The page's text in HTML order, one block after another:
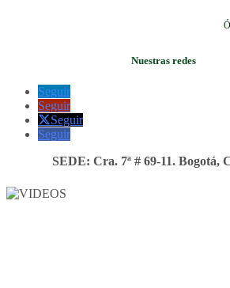
Nuestras redes
Seguir
Seguir
Seguir
Seguir
SEDE: Cra. 7ª # 69-11. Bogotá,